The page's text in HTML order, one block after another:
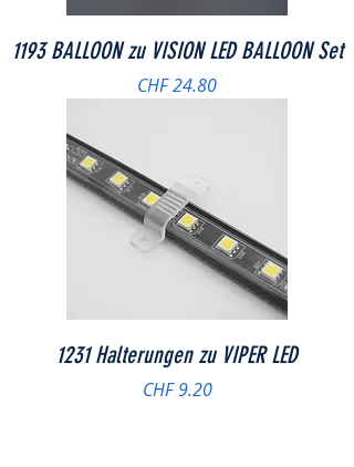
1193 BALLOON zu VISION LED BALLOON Set
Preis
CHF 24.80
1231 Halterungen zu VIPER LED
Preis
CHF 9.20